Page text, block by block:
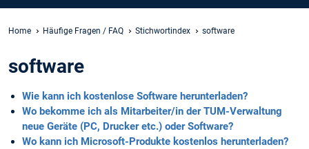
Home Häufige Fragen / FAQ Stichwortindex software
software
Wie kann ich kostenlose Software herunterladen?
Wo bekomme ich als Mitarbeiter/in der TUM-Verwaltung
neue Geräte (PC, Drucker etc.) oder Software?
Wo kann ich Microsoft-Produkte kostenlos herunterladen?